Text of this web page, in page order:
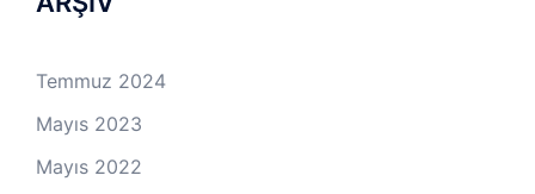
Temmuz 2024
Mayıs 2023
Mayıs 2022